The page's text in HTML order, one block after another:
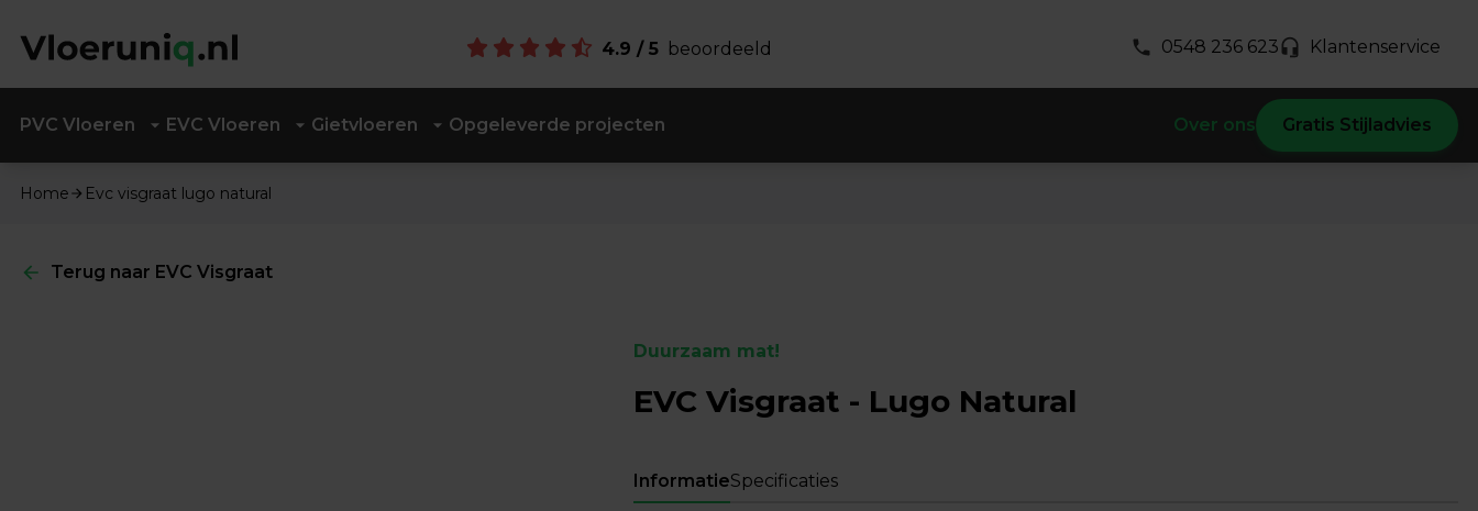
4.9 / 5 beoordeeld 0548 236 623 Klantenservice
PVC Vloeren EVC Vloeren Gietvloeren Opgeleverde projecten Over ons Gratis Stijladvies
Home Evc visgraat lugo natural
Terug naar EVC Visgraat
Duurzaam mat!
EVC Visgraat - Lugo Natural
InformatieSpecificaties